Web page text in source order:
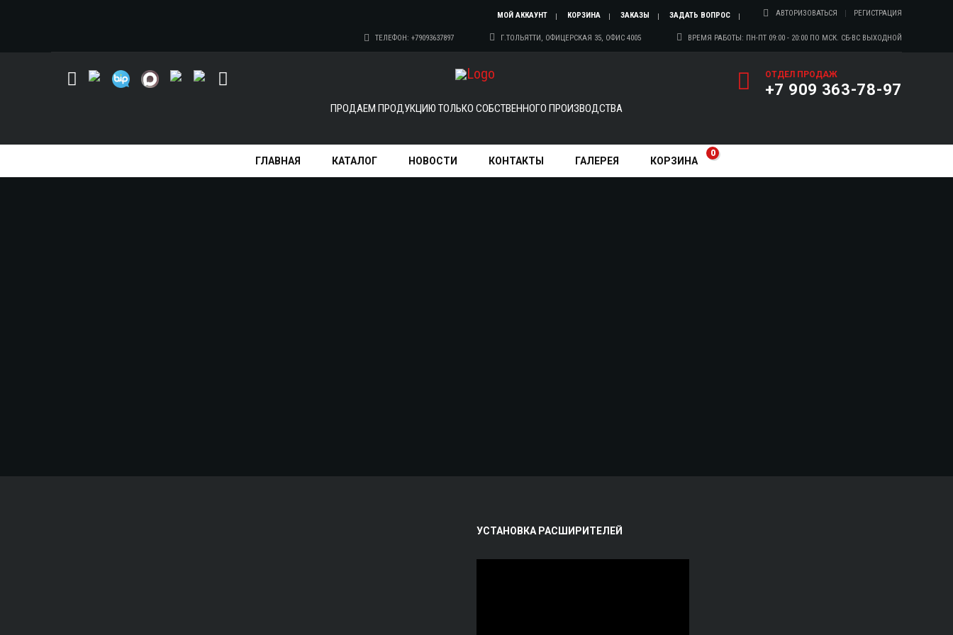
АВТОРИЗОВАТЬСЯ РЕГИСТРАЦИЯ
МОЙ АККАУНТ КОРЗИНА ЗАКАЗЫ ЗАДАТЬ ВОПРОС
ВРЕМЯ РАБОТЫ: ПН-ПТ 09:00 - 20:00 ПО МСК. СБ-ВС ВЫХОДНОЙ
Г.ТОЛЬЯТТИ, ОФИЦЕРСКАЯ 35, ОФИС 4005
ТЕЛЕФОН: +79093637897
ОТДЕЛ ПРОДАЖ
+7 909 363-78-97
ПРОДАЕМ ПРОДУКЦИЮ ТОЛЬКО СОБСТВЕННОГО ПРОИЗВОДСТВА
ГЛАВНАЯ КАТАЛОГ НОВОСТИ КОНТАКТЫ ГАЛЕРЕЯ КОРЗИНА
0
УСТАНОВКА РАСШИРИТЕЛЕЙ